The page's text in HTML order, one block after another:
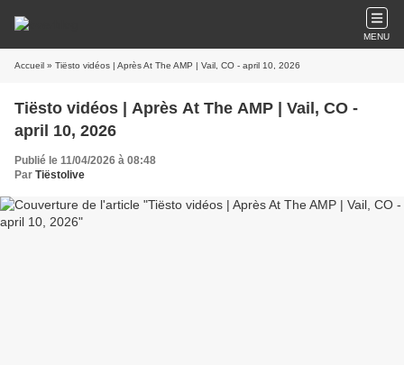
MENU
Accueil » Tiësto vidéos | Après At The AMP | Vail, CO - april 10, 2026
Tiësto vidéos | Après At The AMP | Vail, CO -
april 10, 2026
Publié le 11/04/2026 à 08:48
Par Tiëstolive